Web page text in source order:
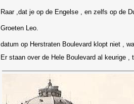
Raar ,dat je op de Engelse , en zelfs op de
Groeten Leo.
datum op Herstraten Boulevard klopt niet ,
Er staan over de Hele Boulevard al keurige